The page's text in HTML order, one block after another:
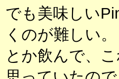
でも美味しい
くのが難しい
とか飲んで、